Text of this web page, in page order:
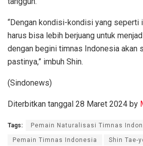
“Dengan kondisi-kondisi yang seperti
harus bisa lebih berjuang untuk
dengan begini timnas Indonesia akan
pastinya,” imbuh Shin.
(Sindonews)
Diterbitkan tanggal 28 Maret 2024 by
Tags: Pemain Naturalisasi Timnas
Pemain Timnas Indonesia Shin Tae-